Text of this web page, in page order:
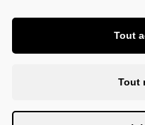
Tout
Tout
Permanence à Tours, à
Permanence à